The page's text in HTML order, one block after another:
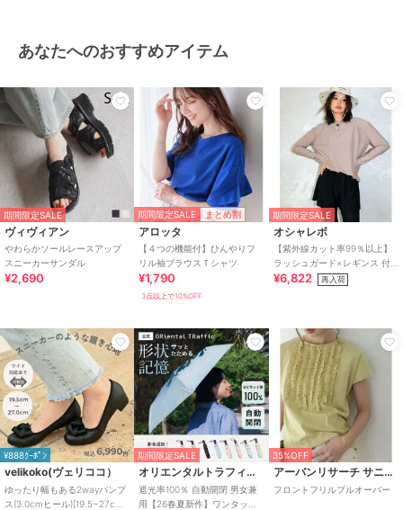
あなたへのおすすめアイテム
期間限定SALE
ヴィヴィアン
やわらかソールレースアップ
スニーカーサンダル
¥2,690
期間限定SALE まとめ割
アロッタ
【４つの機能付】ひんやりフ
リル袖ブラウスＴシャツ
¥1,790
3点以上で10%OFF
期間限定SALE
オシャレボ
【紫外線カット率99％以上】
ラッシュガード×レギンス 付
き タンキニ
¥6,822 再入荷
¥888ｸｰﾎﾟﾝ
velikoko(ヴェリココ）
ゆったり幅もある2wayパンプ
ス(3.0cmヒール)[19.5~27cm]
期間限定SALE
オリエンタルトラフィック
遮光率100％ 自動開閉 男女兼
用【26春夏新作】ワンタッチ
35%OFF
アーバンリサーチ サニーレーベル
フロントフリルプルオーバー